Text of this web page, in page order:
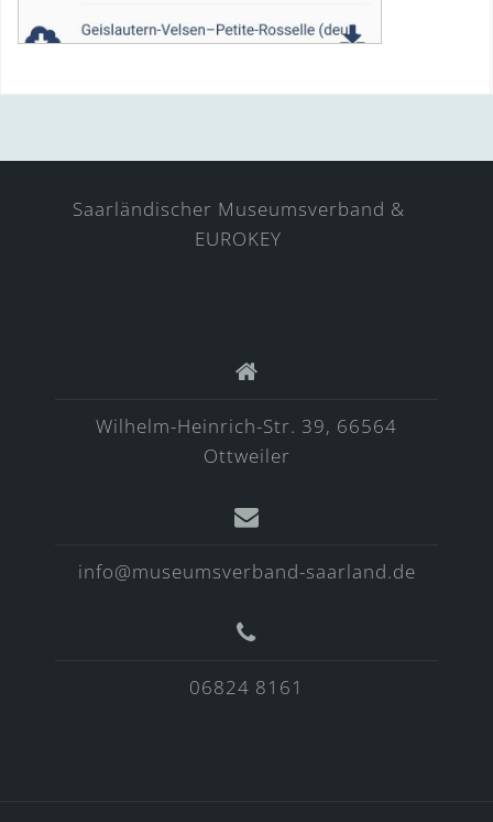
Saarländischer Museumsverband &
EUROKEY
Wilhelm-Heinrich-Str. 39, 66564
Ottweiler
info@museumsverband-saarland.de
06824 8161